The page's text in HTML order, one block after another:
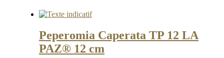
Peperomia Caperata TP 12 LA
PAZ® 12 cm